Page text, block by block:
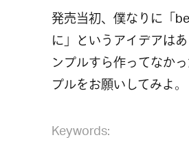
発売当初、僕なりに「
に」というアイデアは
ンプルすら作ってなか
プルをお願いしてみよ。
Keywords: